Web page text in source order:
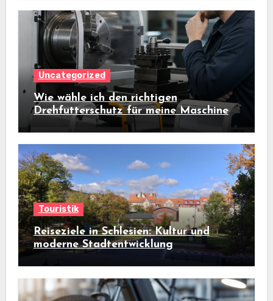
Uncategorized
Wie wähle ich den richtigen
Drehfutterschutz für meine Maschine
Touristik
Reiseziele in Schlesien: Kultur und
moderne Stadtentwicklung